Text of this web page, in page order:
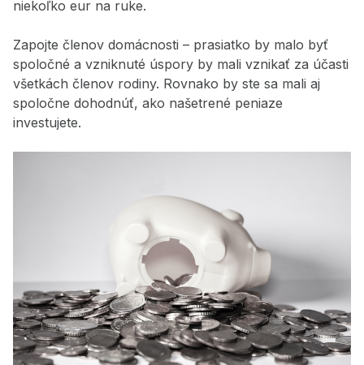
niekoľko eur na ruke.
Zapojte členov domácnosti – prasiatko by malo byť
spoločné a vzniknuté úspory by mali vznikať za účasti
všetkách členov rodiny. Rovnako by ste sa mali aj
spoločne dohodnúť, ako našetrené peniaze
investujete.